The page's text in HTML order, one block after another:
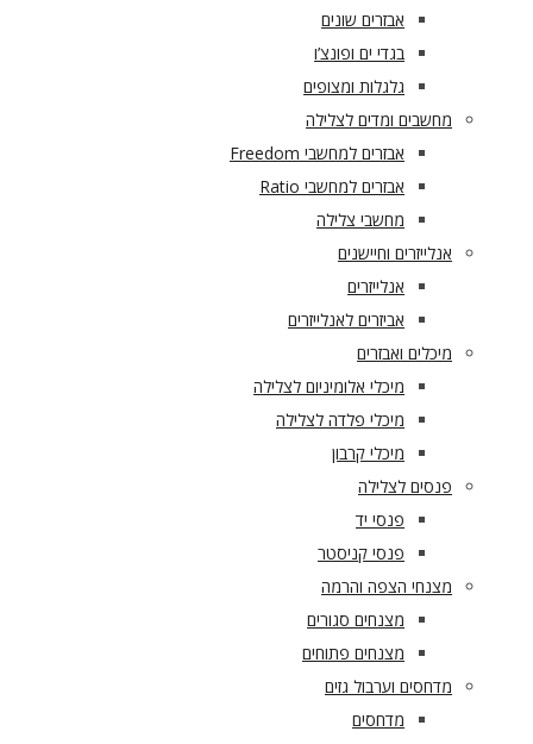
אבזרים שונים
בגדי ים ופונצ’ו
גלגלות ומצופים
מחשבים ומדים לצלילה
אבזרים למחשבי Freedom
אבזרים למחשבי Ratio
מחשבי צלילה
אנלייזרים וחיישנים
אנלייזרים
אביזרים לאנלייזרים
מיכלים ואבזרים
מיכלי אלומיניום לצלילה
מיכלי פלדה לצלילה
מיכלי קרבון
פנסים לצלילה
פנסי יד
פנסי קניסטר
מצנחי הצפה והרמה
מצנחים סגורים
מצנחים פתוחים
מדחסים וערבול גזים
מדחסים